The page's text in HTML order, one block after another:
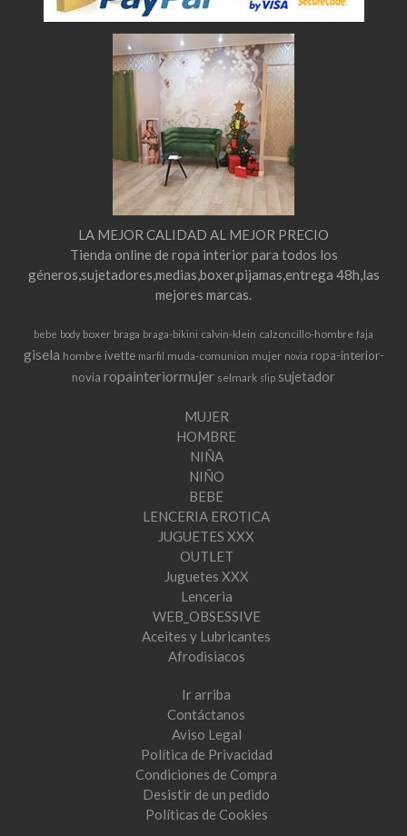
LA MEJOR CALIDAD AL MEJOR PRECIO
Tienda online de ropa interior para todos los
géneros,sujetadores,medias,boxer,pijamas,entrega 48h,las
mejores marcas.
bebe body boxer braga braga-bikini calvin-klein calzoncillo-hombre faja
gisela hombre ivette marfil muda-comunion mujer novia ropa-interior-
novia ropainteriormujer selmark slip sujetador
MUJER
HOMBRE
NIÑA
NIÑO
BEBE
LENCERIA EROTICA
JUGUETES XXX
OUTLET
Juguetes XXX
Lenceria
WEB_OBSESSIVE
Aceites y Lubricantes
Afrodisiacos
Ir arriba
Contáctanos
Aviso Legal
Política de Privacidad
Condiciones de Compra
Desistir de un pedido
Políticas de Cookies